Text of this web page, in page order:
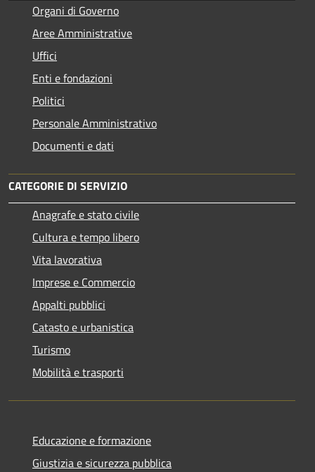
Organi di Governo
Aree Amministrative
Uffici
Enti e fondazioni
Politici
Personale Amministrativo
Documenti e dati
CATEGORIE DI SERVIZIO
Anagrafe e stato civile
Cultura e tempo libero
Vita lavorativa
Imprese e Commercio
Appalti pubblici
Catasto e urbanistica
Turismo
Mobilità e trasporti
Educazione e formazione
Giustizia e sicurezza pubblica